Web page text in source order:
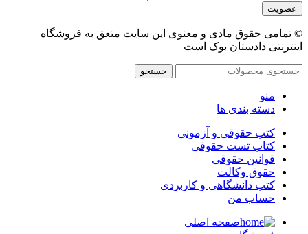
© تمامی حقوق مادی و معنوی این سایت متعق به فروشگاه
اینترنتی دادستان بوک است
جستجو
منو
دسته بندی ها
کتب حقوقی و آزمونی
کتاب تست حقوقی
قوانین حقوقی
حقوق وکالت
کتب دانشگاهی و کاربردی
حساب من
صفحه اصلی